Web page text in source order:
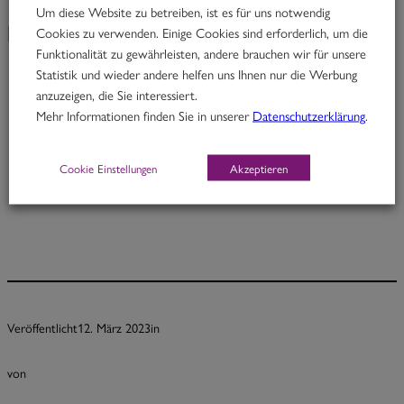
KW 11/23
Bollywood
Portion 12,30
Veröffentlicht12. März 2023in
von
Um diese Website zu betreiben, ist es für uns notwendig
Cookies zu verwenden. Einige Cookies sind erforderlich, um die
Funktionalität zu gewährleisten, andere brauchen wir für unsere
Statistik und wieder andere helfen uns Ihnen nur die Werbung
anzuzeigen, die Sie interessiert.
Mehr Informationen finden Sie in unsererDatenschutzerklärung.
Cookie Einstellungen Akzeptieren